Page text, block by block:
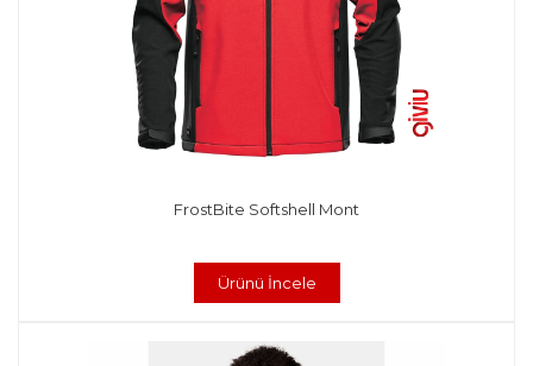
FrostBite Softshell Mont
Ürünü İncele